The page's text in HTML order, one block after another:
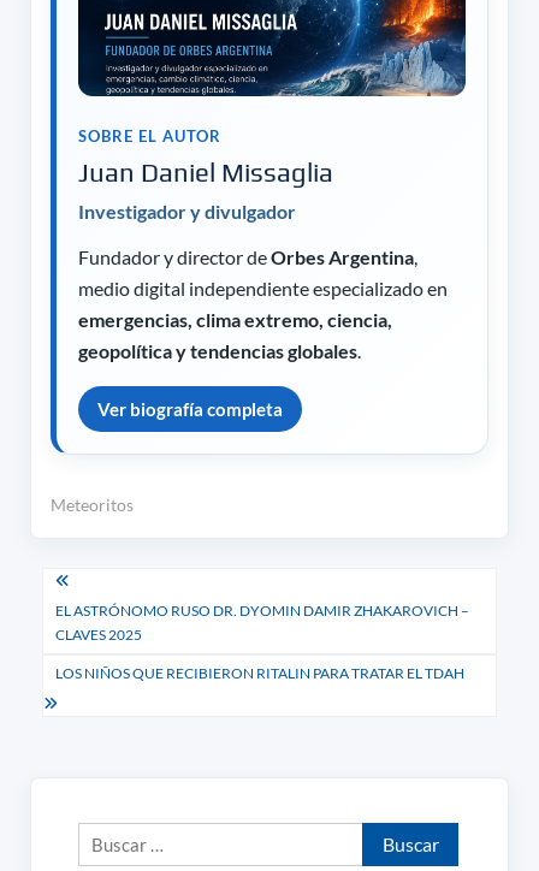
SOBRE EL AUTOR
Juan Daniel Missaglia
Investigador y divulgador
Fundador y director deOrbes Argentina,
medio digital independiente especializado en
emergencias, clima extremo, ciencia,
geopolítica y tendencias globales.
Ver biografía completa
Meteoritos
Navegación
de
entradas
EL ASTRÓNOMO RUSO DR. DYOMIN DAMIR ZHAKAROVICH –
CLAVES 2025
LOS NIÑOS QUE RECIBIERON RITALIN PARA TRATAR EL TDAH
Buscar: